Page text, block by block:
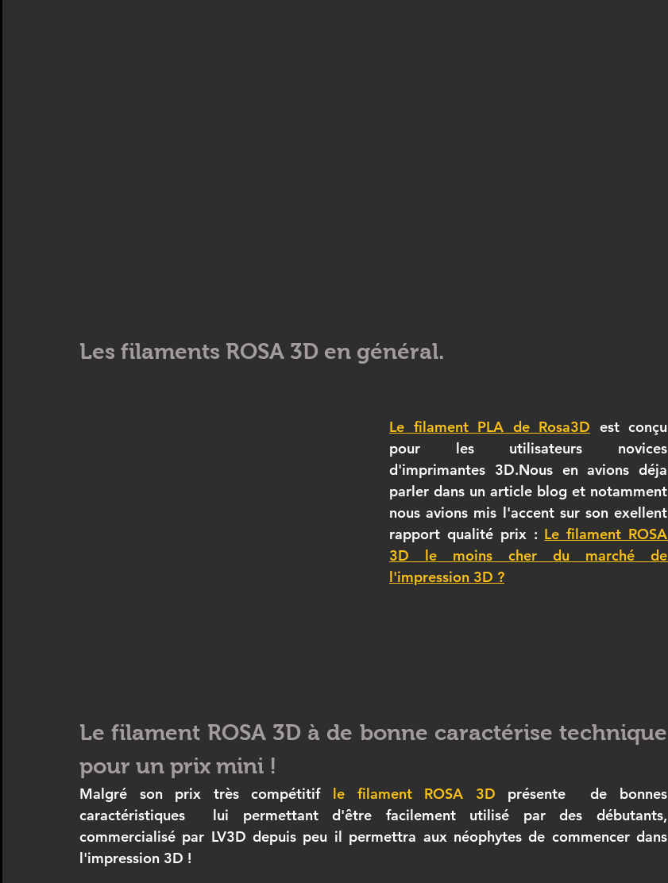
Les filaments ROSA 3D en général.
Le filament PLA de Rosa3D est conçu
pour les utilisateurs novices
d'imprimantes 3D.Nous en avions déja
parler dans un article blog et notamment
nous avions mis l'accent sur son exellent
rapport qualité prix : Le filament ROSA
3D le moins cher du marché de
l'impression 3D ?
Le filament ROSA 3D à de bonne caractérise technique
pour un prix mini !
Malgré son prix très compétitif le filament ROSA 3D présente  de bonnes
caractéristiques  lui permettant d'être facilement utilisé par des débutants,
commercialisé par LV3D depuis peu il permettra aux néophytes de commencer dans
l'impression 3D !